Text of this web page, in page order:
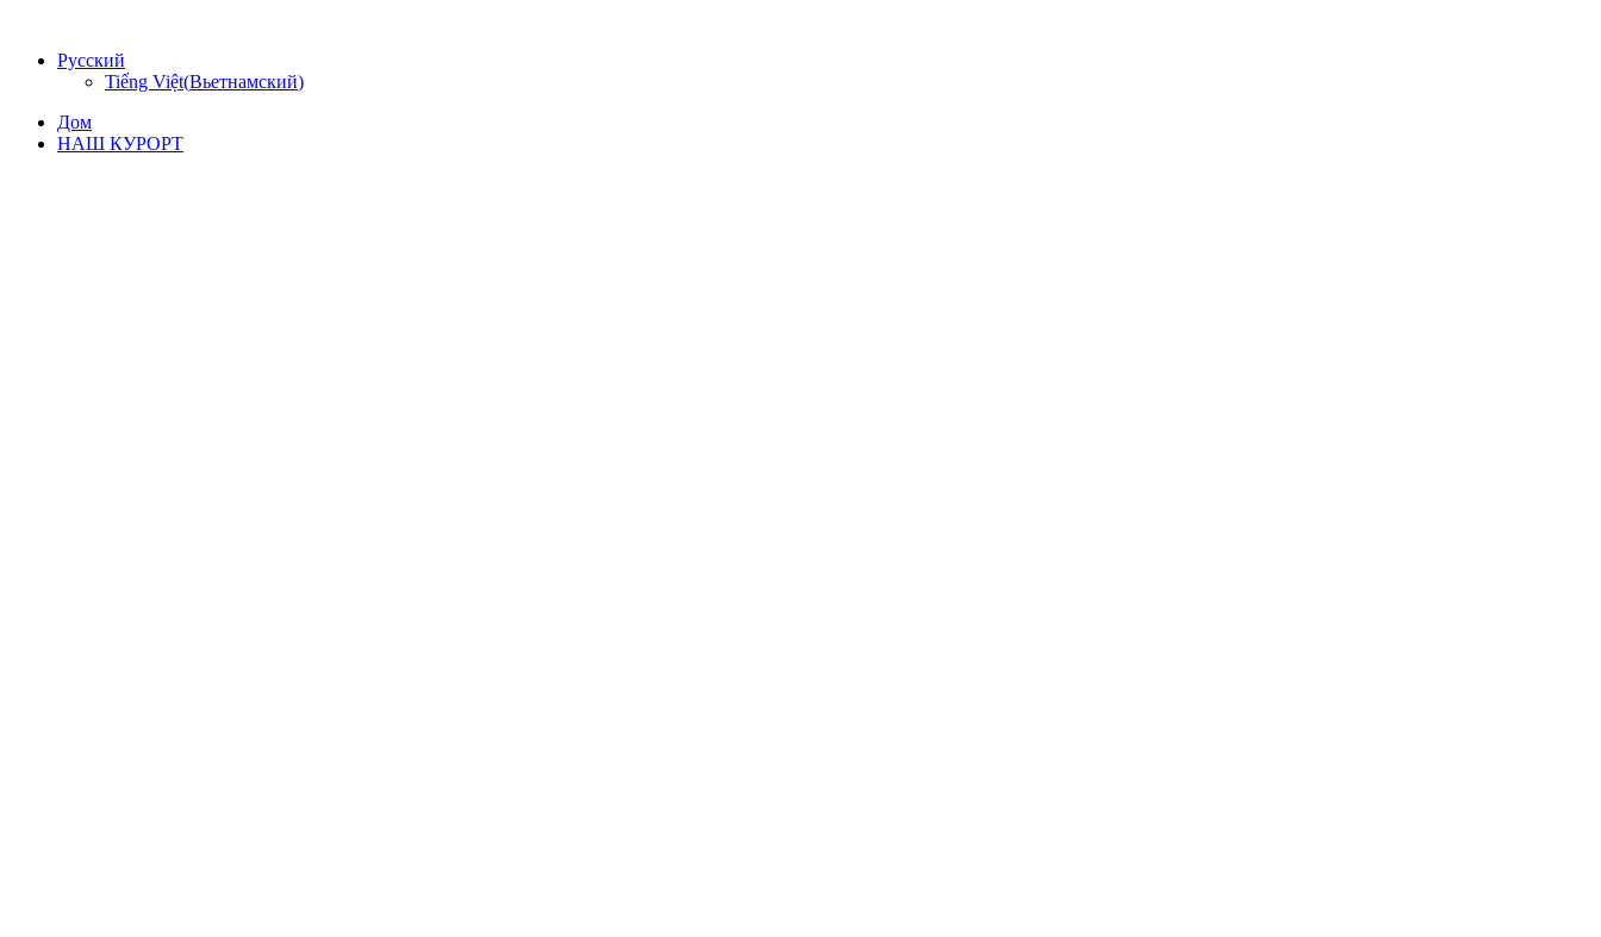
содержимому
Русский
Tiếng Việt(Вьетнамский)
Дом
НАШ КУРОРТ